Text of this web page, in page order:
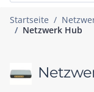
Startseite
Netzwerk Hub